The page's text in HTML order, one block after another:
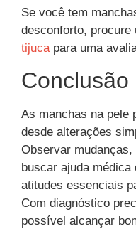
Se você tem
desconforto, procure
tijuca para uma
Conclusão
As manchas na pele
desde alterações
Observar
buscar ajuda
atitudes essenciais
Com diagnóstico
possível alcançar